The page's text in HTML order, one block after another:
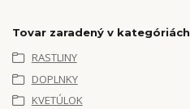
Tovar zaradený v kategóriách
RASTLINY
DOPLNKY
KVETÚLOK